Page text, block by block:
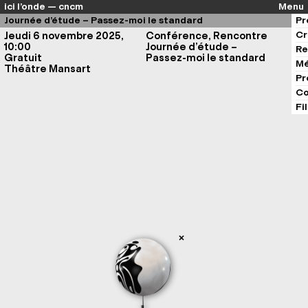
ici l’onde — cncm
Menu
Journée d’étude – Passez-moi le standard
Jeudi 6 novembre 2025,
10:00
Gratuit
Théâtre Mansart
Conférence, Rencontre
Journée d’étude –
Passez-moi le standard